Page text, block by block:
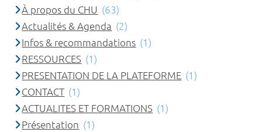
À propos du CHU (63)
Actualités & Agenda (2)
Infos & recommandations (1)
RESSOURCES (1)
PRESENTATION DE LA PLATEFORME (1)
CONTACT (1)
ACTUALITES ET FORMATIONS (1)
Présentation (1)